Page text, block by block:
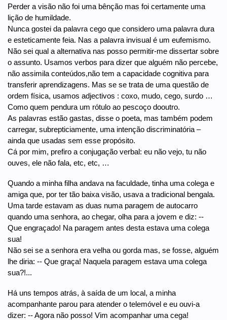
Perder a visão não foi uma bênção mas foi certamente uma
lição de humildade.
Nunca gostei da palavra cego que considero uma palavra dura
e esteticamente feia. Nas a palavra invisual é um eufemismo.
Não sei qual a alternativa nas posso permitir-me dissertar sobre
o assunto. Usamos verbos para dizer que alguém não percebe,
não assimila conteúdos,não tem a capacidade cognitiva para
transferir aprendizagens. Mas se se trata de uma questão de
ordem física, usamos adjectivos : coxo, mudo, cego, surdo …
Como quem pendura um rótulo ao pescoço dooutro.
As palavras estão gastas, disse o poeta, mas também podem
carregar, subrepticiamente, uma intenção discriminatória –
ainda que usadas sem esse propósito.
Cá por mim, prefiro a conjugação verbal: eu não vejo, tu não
ouves, ele não fala, etc, etc, …
Quando a minha filha andava na faculdade, tinha uma colega e
amiga que, por ter tão baixa visão, usava a tradicional bengala.
Uma tarde estavam as duas numa paragem de autocarro
quando uma senhora, ao chegar, olha para a jovem e diz: --
Que engraçado! Na paragem antes desta estava uma colega
sua!
Não sei se a senhora era velha ou gorda mas, se fosse, alguém
lhe diria: -- Que graça! Naquela paragem estava uma colega
sua?!...
Há uns tempos atrás, à saída de um local, a minha
acompanhante parou para atender o telemóvel e eu ouvi-a
dizer: -- Agora não posso! Vim acompanhar uma cega!